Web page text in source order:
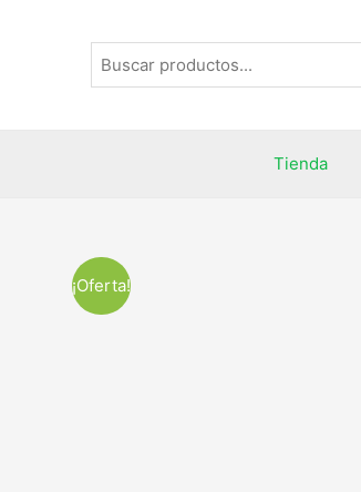
Tienda
¡Oferta!